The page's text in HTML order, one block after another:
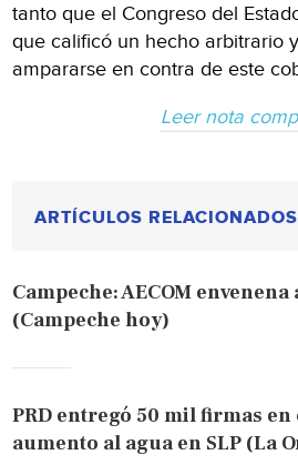
tanto que el Congreso del
que calificó un hecho arbitrario
ampararse en contra de este
Leer nota
ARTÍCULOS RELACIONADOS
Campeche: AECOM envenena
(Campeche hoy)
PRD entregó 50 mil firmas
aumento al agua en SLP (La